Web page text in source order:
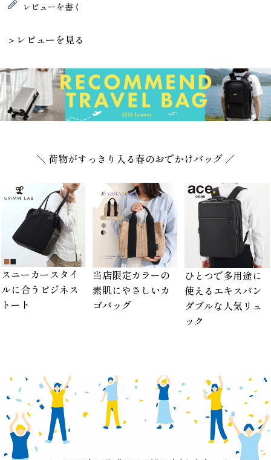
レビューを書く
＞レビューを見る
＼ 荷物がすっきり入る春のおでかけバッグ ／
スニーカースタイ
ルに合うビジネス
トート
当店限定カラーの
素肌にやさしいカ
ゴバッグ
ひとつで多用途に
使えるエキスパン
ダブルな人気リュ
ック